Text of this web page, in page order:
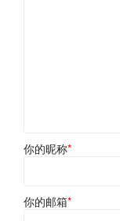
你的昵称*
你的邮箱*